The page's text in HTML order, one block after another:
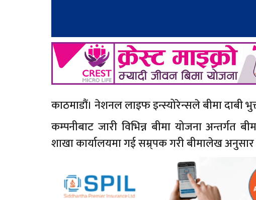
काठमाडौं। नेशनल लाइफ इन्स्योरेन्सले बीमा दाबी
कम्पनीबाट जारी विभिन्न बीमा योजना अन्तर्गत
शाखा कार्यालयमा गई सम्र्पक गरी बीमालेख